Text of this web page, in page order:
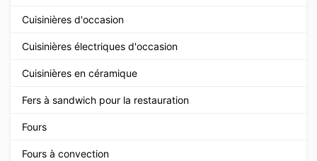
Cuisinières d'occasion
Cuisinières électriques d'occasion
Cuisinières en céramique
Fers à sandwich pour la restauration
Fours
Fours à convection